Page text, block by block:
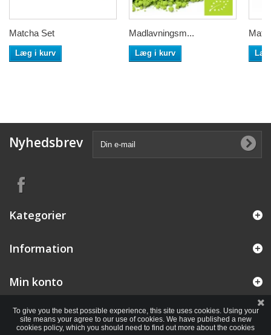
Matcha Set
Læg i kurv
Madlavningsm...
Læg i kurv
Nyhedsbrev
Kategorier
Information
Min konto
To give you the best possible experience, this site uses cookies. Using your
site means your agree to our use of cookies. We have published a new
cookies policy, which you should need to find out more about the cookies